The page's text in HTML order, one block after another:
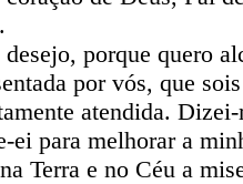
porque quero
por vós, que
atendida.
ei para melhorar a
Terra e no Céu a